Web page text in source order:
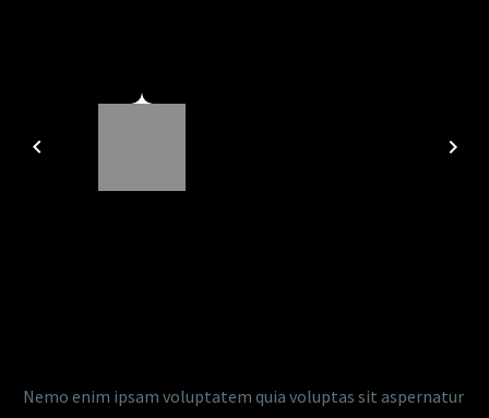
Nemo enim ipsam voluptatem quia voluptas sit aspernatur